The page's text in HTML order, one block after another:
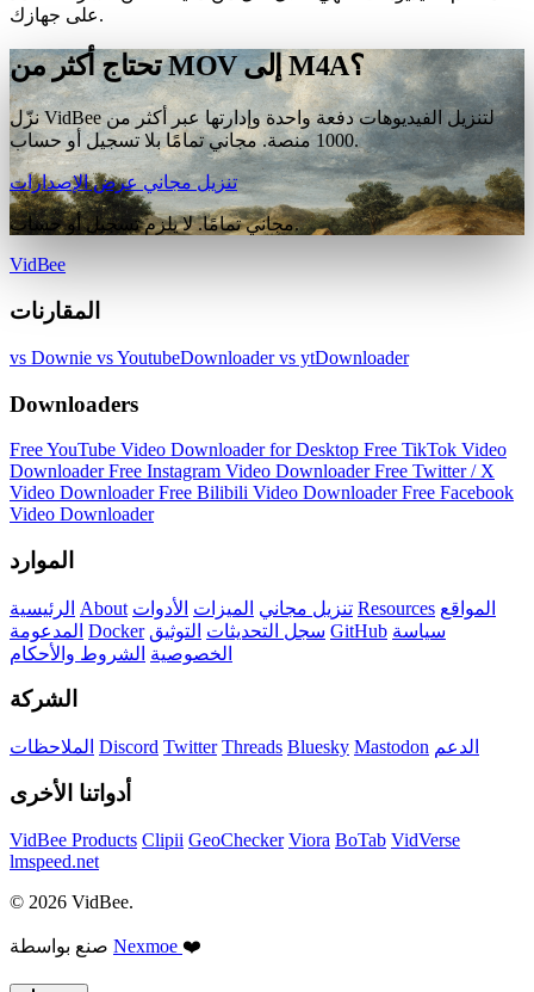
على جهازك.
تحتاج أكثر من MOV إلى M4A؟
نزّل VidBee لتنزيل الفيديوهات دفعة واحدة وإدارتها عبر أكثر من
1000 منصة. مجاني تمامًا بلا تسجيل أو حساب.
تنزيل مجانيعرض الإصدارات
مجاني تمامًا. لا يلزم تسجيل أو حساب.
VidBee
المقارنات
vs Downie vs YoutubeDownloadervs ytDownloader
Downloaders
Free YouTube Video Downloader for Desktop Free TikTok Video
DownloaderFree Instagram Video DownloaderFree Twitter / X
Video DownloaderFree Bilibili Video DownloaderFree Facebook
Video Downloader
الموارد
الرئيسية About تنزيل مجاني الميزات الأدوات Resources المواقع
المدعومة Docker سجل التحديثات التوثيق GitHub سياسة
الخصوصية الشروط والأحكام
الشركة
الملاحظات Discord Twitter Threads Bluesky Mastodon الدعم
أدواتنا الأخرى
VidBee Products Clipii GeoChecker Viora BoTab VidVerse
lmspeed.net
© 2026 VidBee.
Nexmoe ❤️